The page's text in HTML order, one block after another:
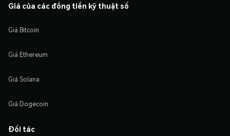
Giá của các đồng tiền kỹ thuật số
Giá Bitcoin
Giá Ethereum
Giá Solana
Giá Dogecoin
Đối tác